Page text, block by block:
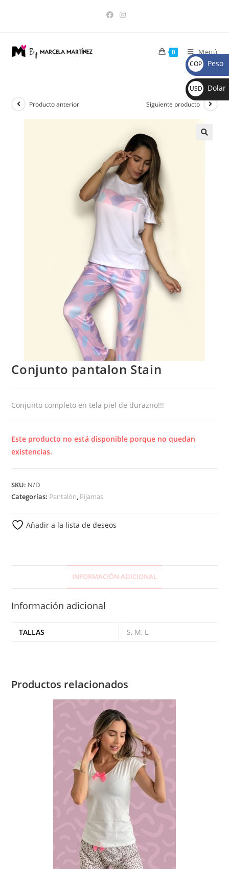
0 Menú
Producto anterior Siguiente producto
Conjunto pantalon Stain
Conjunto completo en tela piel de durazno!!!
Este producto no está disponible porque no quedan
existencias.
SKU: N/D
Categorías: Pantalón, Pijamas
Añadir a la lista de deseos
INFORMACIÓN ADICIONAL
Información adicional
TALLAS S, M, L
Productos relacionados
COP
$
Peso
USD
$
Dolar